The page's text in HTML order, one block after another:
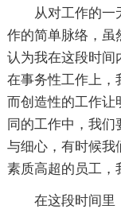
从对工作的一
作的简单脉络，虽
认为我在这段时间
在事务性工作上，
而创造性的工作让
同的工作中，我
与细心，有时候我
素质高超的员工，
在这段时间里